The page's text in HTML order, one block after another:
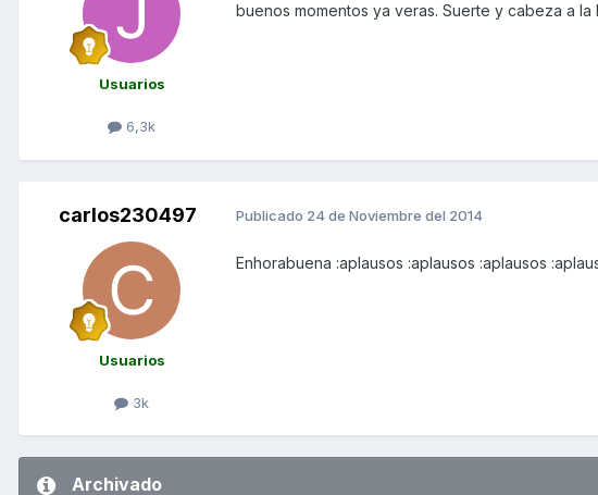
Usuarios
6,3k
buenos momentos ya veras. Suerte y cabeza a la
carlos230497
Usuarios
3k
Publicado 24 de Noviembre del 2014
Enhorabuena :aplausos :aplausos :aplausos
Archivado